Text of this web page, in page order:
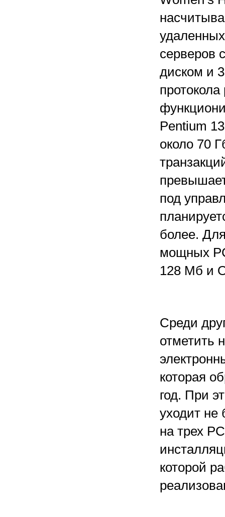
серверов
диском и
Pentium
около 70
под
более.
мощных
128 Мб и
Среди
отметить
которая
год. При
уходит не
на трех
которой